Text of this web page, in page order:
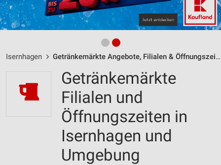
Isernhagen Getränkemärkte Angebote, Filialen & Öffnungszeiten
Getränkemärkte
Filialen und
Öffnungszeiten in
Isernhagen und
Umgebung